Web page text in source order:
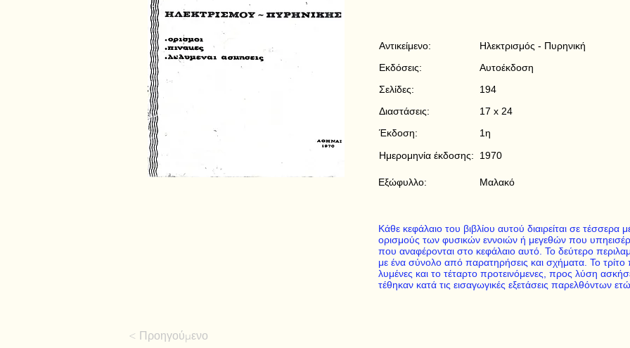
Αντικείμενο:
Εκδόσεις:
Σελίδες:
Διαστάσεις:
Έκδοση:
Ημερομηνία έκδοσης:
Εξώφυλλο:
Ηλεκτρισμός - Πυρηνική
Αυτοέκδοση
194
17 x 24
1η
1970
Μαλακό
Κάθε κεφάλαιο του βιβλίου αυτού διαιρείται σε
ορισμούς των φυσικών εννοιών ή μεγεθών που
που αναφέρονται στο κεφάλαιο αυτό. Το δεύτερο
με ένα σύνολο από παρατηρήσεις και σχήματα. Το τρίτο
λυμένες και το τέταρτο προτεινόμενες, προς λύση
τέθηκαν κατά τις εισαγωγικές εξετάσεις παρελθόντων
< Προηγούμενο